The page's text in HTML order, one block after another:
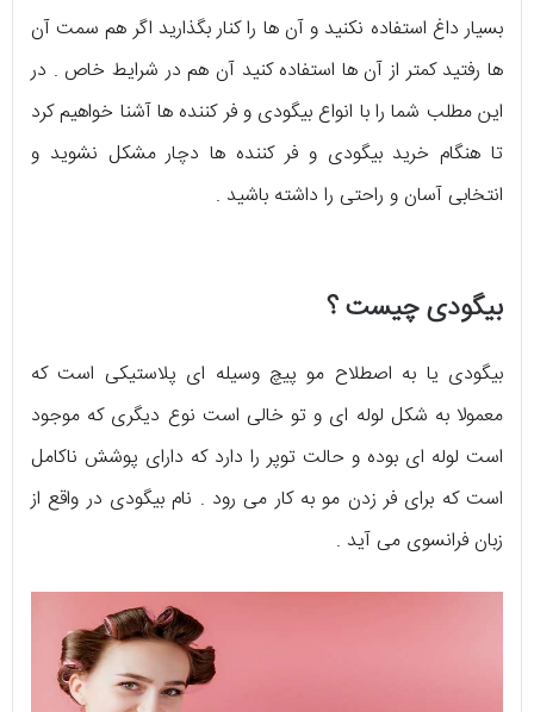
بسیار داغ استفاده نکنید و آن ها را کنار بگذارید اگر هم سمت آن
ها رفتید کمتر از آن ها استفاده کنید آن هم در شرایط خاص . در
این مطلب شما را با انواع بیگودی و فر کننده ها آشنا خواهیم کرد
تا هنگام خرید بیگودی و فر کننده ها دچار مشکل نشوید و
انتخابی آسان و راحتی را داشته باشید .
بیگودی چیست ؟
بیگودی یا به اصطلاح مو پیچ وسیله ای پلاستیکی است که
معمولا به شکل لوله ای و تو خالی است نوع دیگری که موجود
است لوله ای بوده و حالت توپر را دارد که دارای پوشش ناکامل
است که برای فر زدن مو به کار می رود . نام بیگودی در واقع از
زبان فرانسوی می آید .